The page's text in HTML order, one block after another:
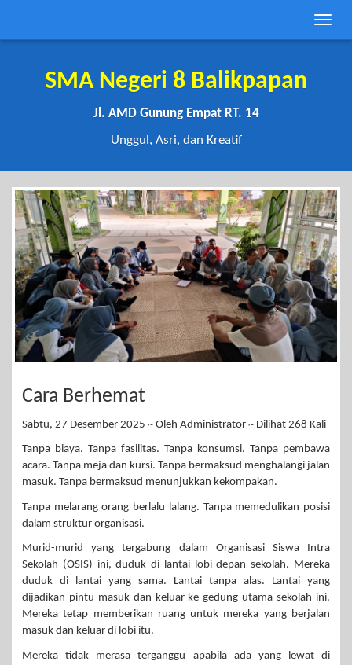
Toggle
SMA Negeri 8 Balikpapan
Jl. AMD Gunung Empat RT. 14
Unggul, Asri, dan Kreatif
Cara Berhemat
Sabtu, 27 Desember 2025 ~ Oleh Administrator ~ Dilihat 268 Kali
Tanpa biaya. Tanpa fasilitas. Tanpa konsumsi. Tanpa pembawa
acara. Tanpa meja dan kursi. Tanpa bermaksud menghalangi jalan
masuk. Tanpa bermaksud menunjukkan kekompakan.
Tanpa melarang orang berlalu lalang. Tanpa memedulikan posisi
dalam struktur organisasi.
Murid-murid yang tergabung dalam Organisasi Siswa Intra
Sekolah (OSIS) ini, duduk di lantai lobi depan sekolah. Mereka
duduk di lantai yang sama. Lantai tanpa alas. Lantai yang
dijadikan pintu masuk dan keluar ke gedung utama sekolah ini.
Mereka tetap memberikan ruang untuk mereka yang berjalan
masuk dan keluar di lobi itu.
Mereka tidak merasa terganggu apabila ada yang lewat di